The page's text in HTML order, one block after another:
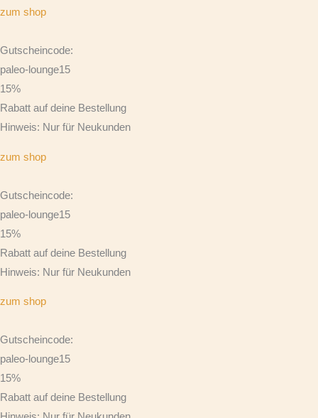
zum shop
Gutscheincode:
paleo-lounge15
15%
Rabatt auf deine Bestellung
Hinweis: Nur für Neukunden
zum shop
Gutscheincode:
paleo-lounge15
15%
Rabatt auf deine Bestellung
Hinweis: Nur für Neukunden
zum shop
Gutscheincode:
paleo-lounge15
15%
Rabatt auf deine Bestellung